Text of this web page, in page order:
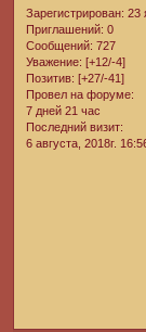
Зарегистрирован: 23
Приглашений: 0
Сообщений: 727
Уважение: [+12/-4]
Позитив: [+27/-41]
Провел на форуме:
7 дней 21 час
Последний визит:
6 августа, 2018г.